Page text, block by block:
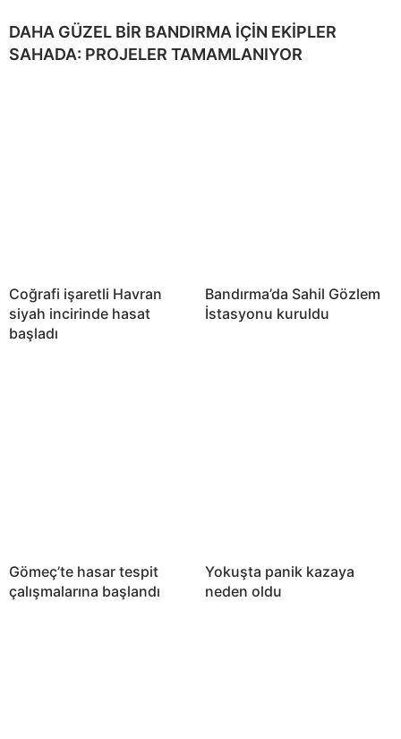
DAHA GÜZEL BİR BANDIRMA İÇİN EKİPLER
SAHADA: PROJELER TAMAMLANIYOR
Coğrafi işaretli Havran
siyah incirinde hasat
başladı
Bandırma’da Sahil Gözlem
İstasyonu kuruldu
Gömeç’te hasar tespit
çalışmalarına başlandı
Yokuşta panik kazaya
neden oldu